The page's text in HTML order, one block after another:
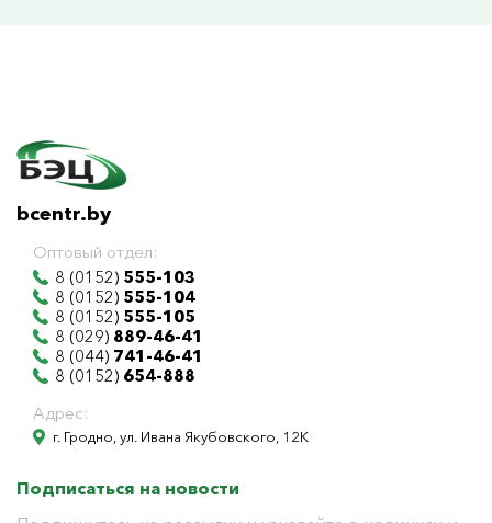
bcentr.by
Оптовый отдел:
8 (0152) 555-103
8 (0152) 555-104
8 (0152) 555-105
8 (029) 889-46-41
8 (044) 741-46-41
8 (0152) 654-888
Адрес:
г. Гродно, ул. Ивана Якубовского, 12К
Подписаться на новости